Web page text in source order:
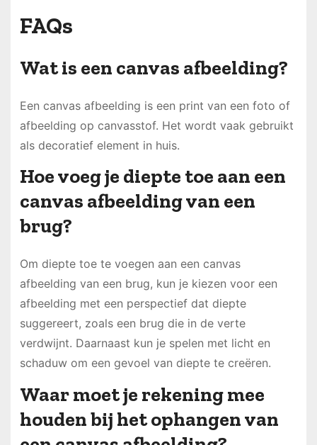
FAQs
Wat is een canvas afbeelding?
Een canvas afbeelding is een print van een foto of
afbeelding op canvasstof. Het wordt vaak gebruikt
als decoratief element in huis.
Hoe voeg je diepte toe aan een
canvas afbeelding van een
brug?
Om diepte toe te voegen aan een canvas
afbeelding van een brug, kun je kiezen voor een
afbeelding met een perspectief dat diepte
suggereert, zoals een brug die in de verte
verdwijnt. Daarnaast kun je spelen met licht en
schaduw om een gevoel van diepte te creëren.
Waar moet je rekening mee
houden bij het ophangen van